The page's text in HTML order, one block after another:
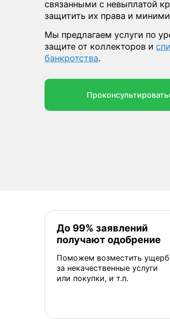
связанными с невыплатой
защитить их права и
Мы предлагаем услуги по
защите от коллекторов и
банкротства.
До 99% заявлений
получают одобрение
Поможем возместить ущерб
за некачественные услуги
или покупки, и т.п.